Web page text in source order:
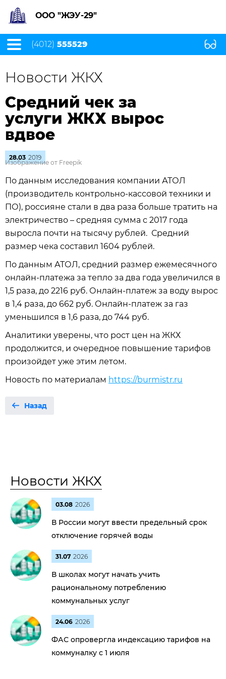
ООО "ЖЭУ-29"
(4012) 555529
Новости ЖКХ
Средний чек за
услуги ЖКХ вырос
вдвое
28.03 2019
Изображение от Freepik
По данным исследования компании АТОЛ
(производитель контрольно-кассовой техники и
ПО), россияне стали в два раза больше тратить на
электричество – средняя сумма с 2017 года
выросла почти на тысячу рублей. Средний
размер чека составил 1604 рублей.
По данным АТОЛ, средний размер ежемесячного
онлайн-платежа за тепло за два года увеличился в
1,5 раза, до 2216 руб. Онлайн-платеж за воду вырос
в 1,4 раза, до 662 руб. Онлайн-платеж за газ
уменьшился в 1,6 раза, до 744 руб.
Аналитики уверены, что рост цен на ЖКХ
продолжится, и очередное повышение тарифов
произойдет уже этим летом.
Новость по материалам https://burmistr.ru
Назад
Новости ЖКХ
03.08 2026
В России могут ввести предельный срок
отключение горячей воды
31.07 2026
В школах могут начать учить
рациональному потреблению
коммунальных услуг
24.06 2026
ФАС опровергла индексацию тарифов на
коммуналку с 1 июля